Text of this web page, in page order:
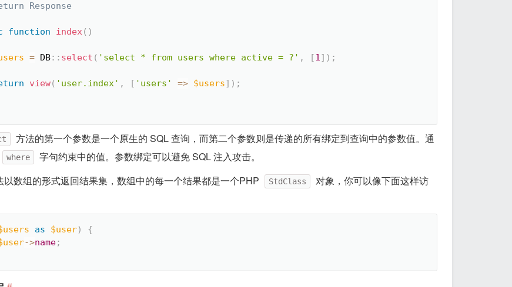
Response
function index( )
= DB:: select ( 'select * from users where active = ?' , [1] ) ;
view( 'user.index' , [ 'users' => $users] ) ;
方法的第一个参数是一个原生的 SQL 查询，而第二个参数则是传递的所有绑定到查询中的参数值。通
where 字句约束中的值。参数绑定可以避免 SQL 注入攻击。
以数组的形式返回结果集，数组中的每一个结果都是一个PHP StdClass
对象，你可以像下面这样访
as $user)
{
->name;